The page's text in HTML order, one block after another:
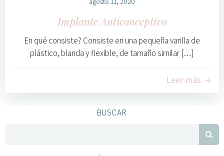
Implante Anticonceptivo
En qué consiste? Consiste en una pequeña varilla de
plástico, blanda y flexible, de tamaño similar […]
Leer más
BUSCAR